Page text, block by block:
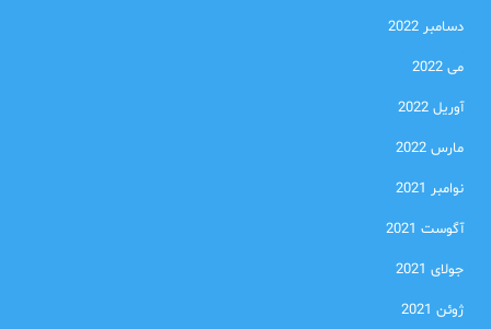
دسامبر 2022
می 2022
آوریل 2022
مارس 2022
نوامبر 2021
آگوست 2021
جولای 2021
ژوئن 2021